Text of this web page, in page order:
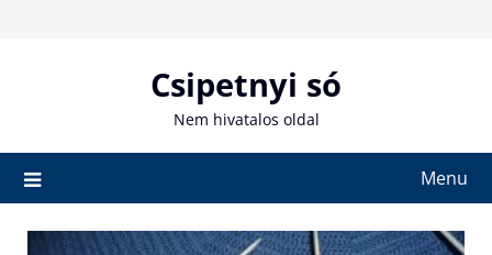
Csipetnyi só
Nem hivatalos oldal
Menu